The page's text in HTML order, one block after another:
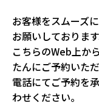
お客様をスムーズ
お願いしております
こちらのWeb上か
たんにご予約いた
電話にてご予約を
わせください。